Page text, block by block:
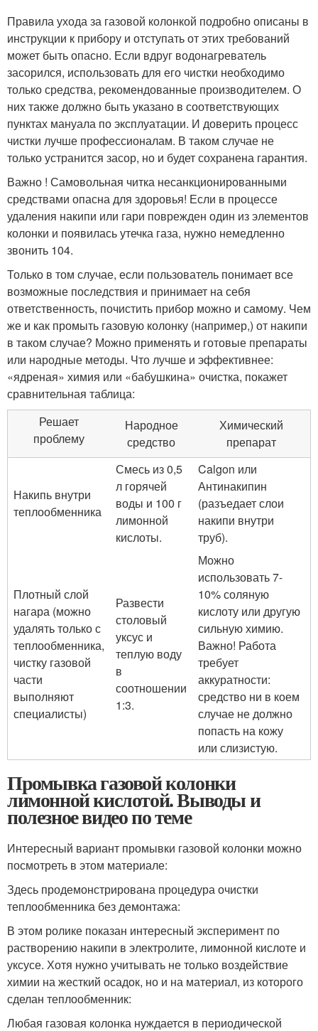
Правила ухода за газовой колонкой подробно описаны в
инструкции к прибору и отступать от этих требований
может быть опасно. Если вдруг водонагреватель
засорился, использовать для его чистки необходимо
только средства, рекомендованные производителем. О
них также должно быть указано в соответствующих
пунктах мануала по эксплуатации. И доверить процесс
чистки лучше профессионалам. В таком случае не
только устранится засор, но и будет сохранена гарантия.
Важно ! Самовольная читка несанкционированными
средствами опасна для здоровья! Если в процессе
удаления накипи или гари поврежден один из элементов
колонки и появилась утечка газа, нужно немедленно
звонить 104.
Только в том случае, если пользователь понимает все
возможные последствия и принимает на себя
ответственность, почистить прибор можно и самому. Чем
же и как промыть газовую колонку (например,) от накипи
в таком случае? Можно применять и готовые препараты
или народные методы. Что лучше и эффективнее:
«ядреная» химия или «бабушкина» очистка, покажет
сравнительная таблица:
Решает
проблему
Народное
средство
Химический
препарат
Накипь внутри
теплообменника
Смесь из 0,5
л горячей
воды и 100 г
лимонной
кислоты.
Calgon или
Антинакипин
(разъедает слои
накипи внутри
труб).
Плотный слой
нагара (можно
удалять только с
теплообменника,
чистку газовой
части
выполняют
специалисты)
Развести
столовый
уксус и
теплую воду
в
соотношении
1:3.
Можно
использовать 7-
10% соляную
кислоту или другую
сильную химию.
Важно! Работа
требует
аккуратности:
средство ни в коем
случае не должно
попасть на кожу
или слизистую.
Промывка газовой колонки
лимонной кислотой. Выводы и
полезное видео по теме
Интересный вариант промывки газовой колонки можно
посмотреть в этом материале:
Здесь продемонстрирована процедура очистки
теплообменника без демонтажа:
В этом ролике показан интересный эксперимент по
растворению накипи в электролите, лимонной кислоте и
уксусе. Хотя нужно учитывать не только воздействие
химии на жесткий осадок, но и на материал, из которого
сделан теплообменник:
Любая газовая колонка нуждается в периодической